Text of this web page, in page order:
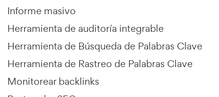
Informe masivo
Herramienta de auditoría integrable
Herramienta de Búsqueda de Palabras Clave
Herramienta de Rastreo de Palabras Clave
Monitorear backlinks